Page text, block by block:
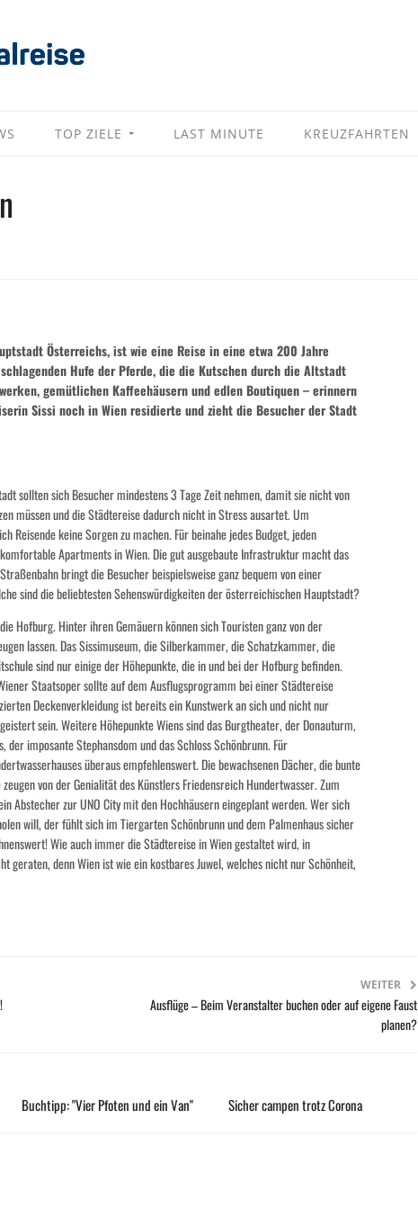
TOP ZIELE LAST MINUTE KREUZFAHRTEN
Österreichs, ist wie eine Reise in eine etwa 200 Jahre
Hufe der Pferde, die die Kutschen durch die Altstadt
gemütlichen Kaffeehäusern und edlen Boutiquen – erinnern
Sissi noch in Wien residierte und zieht die Besucher der Stadt
sollten sich Besucher mindestens 3 Tage Zeit nehmen, damit sie nicht von
müssen und die Städtereise dadurch nicht in Stress ausartet. Um
Reisende keine Sorgen zu machen. Für beinahe jedes Budget, jeden
Apartments in Wien. Die gut ausgebaute Infrastruktur macht das
bringt die Besucher beispielsweise ganz bequem von einer
sind die beliebtesten Sehenswürdigkeiten der österreichischen Hauptstadt?
Hofburg. Hinter ihren Gemäuern können sich Touristen ganz von der
lassen. Das Sissimuseum, die Silberkammer, die Schatzkammer, die
sind nur einige der Höhepunkte, die in und bei der Hofburg befinden.
Staatsoper sollte auf dem Ausflugsprogramm bei einer Städtereise
Deckenverkleidung ist bereits ein Kunstwerk an sich und nicht nur
sein. Weitere Höhepunkte Wiens sind das Burgtheater, der Donauturm,
der imposante Stephansdom und das Schloss Schönbrunn. Für
überaus empfehlenswert. Die bewachsenen Dächer, die bunte
von der Genialität des Künstlers Friedensreich Hundertwasser. Zum
Abstecher zur UNO City mit den Hochhäusern eingeplant werden. Wer sich
will, der fühlt sich im Tiergarten Schönbrunn und dem Palmenhaus sicher
Wie auch immer die Städtereise in Wien gestaltet wird, in
geraten, denn Wien ist wie ein kostbares Juwel, welches nicht nur Schönheit,
WEITER
Ausflüge – Beim Veranstalter buchen oder auf eigene Faust
planen?
Buchtipp: "Vier Pfoten und ein Van" Sicher campen trotz Corona